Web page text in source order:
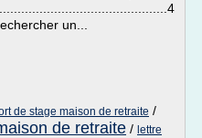
un...
de stage maison de retraite /
de retraite / lettre